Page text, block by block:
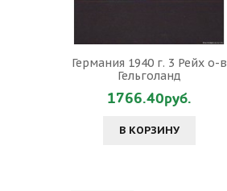
Германия 1940 г. 3 Рейх о-в
Гельголанд
1766.40руб.
В КОРЗИНУ